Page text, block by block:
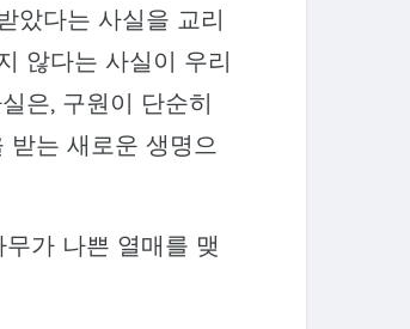
았다는 사실을 교리
않다는 사실이 우리
은, 구원이 단순히
는 새로운 생명으
가 나쁜 열매를 맺